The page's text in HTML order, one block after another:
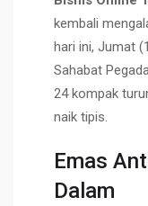
kembali
hari ini, Jumat
Sahabat
24 kompak
naik tipis.
Emas
Dalam